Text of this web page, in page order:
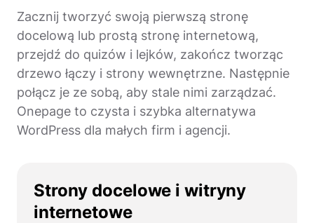
Zacznij tworzyć swoją pierwszą stronę
docelową lub prostą stronę internetową,
przejdź do quizów i lejków, zakończ tworząc
drzewo łączy i strony wewnętrzne. Następnie
połącz je ze sobą, aby stale nimi zarządzać.
Onepage to czysta i szybka alternatywa
WordPress dla małych firm i agencji.
Strony docelowe i witryny
internetowe